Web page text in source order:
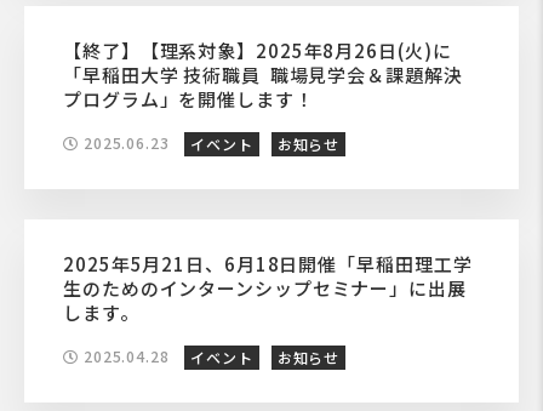
【終了】【理系対象】2025年8月26日(火)に
「早稲田大学 技術職員 職場見学会＆課題解決
プログラム」を開催します！
2025.06.23 イベント お知らせ
2025年5月21日、6月18日開催「早稲田理工学
生のためのインターンシップセミナー」に出展
します。
2025.04.28 イベント お知らせ